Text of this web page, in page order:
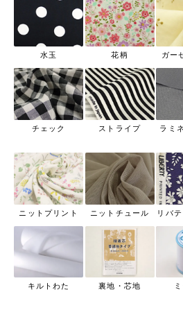
水玉 花柄 ガー
チェック ストライプ
ラミ
ニットプリント ニットチュール リバ
キルトわた 裏地・芯地